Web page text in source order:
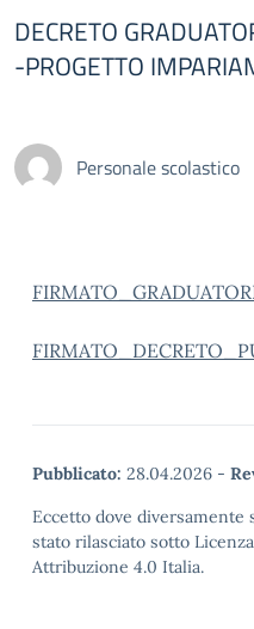
DECRETO
-PROGETTO
Personale scolastico
Pubblicato: 28.04.2026 -
Eccetto dove diversamente
stato rilasciato sotto
Attribuzione 4.0 Italia.